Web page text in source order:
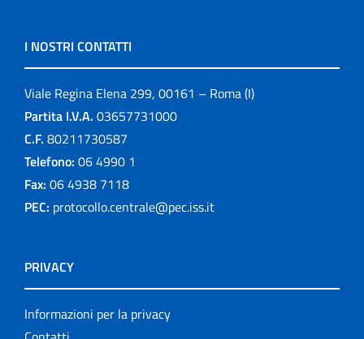
I NOSTRI CONTATTI
Viale Regina Elena 299, 00161 – Roma (I)
Partita I.V.A. 03657731000
C.F. 80211730587
Telefono: 06 4990 1
Fax: 06 4938 7118
PEC: protocollo.centrale@pec.iss.it
PRIVACY
Informazioni per la privacy